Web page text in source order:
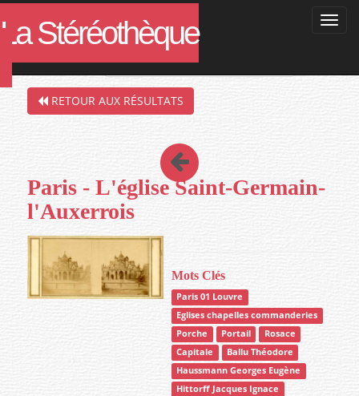
La Stéréothèque
Filtres de la recherche en cours :
RETOUR AUX RÉSULTATS
Paris - L'église Saint-Germain-
l'Auxerrois
Mots Clés
Paris 01 Louvre
Eglises chapelles commanderies
Porche
Portail
Rosace
Capitale
Ballu Théodore
Haussmann Georges Eugène
Hittorff Jacques Ignace